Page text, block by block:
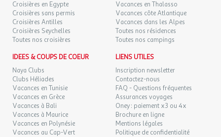
Croisières en Egypte
Croisières sans permis
Croisières Antilles
Croisières Seychelles
Toutes nos croisières
Vacances en Thalasso
Vacances côte Atlantique
Vacances dans les Alpes
Toutes nos résidences
Toutes nos campings
IDEES & COUPS DE COEUR
Naya Clubs
Clubs Héliades
Vacances en Tunisie
Vacances en Grèce
Vacances à Bali
Vacances à Maurice
Vacances en Polynésie
Vacances au Cap-Vert
LIENS UTILES
Inscription newsletter
Contactez-nous
FAQ - Questions fréquentes
Assurances voyages
Oney : paiement x3 ou 4x
Brochure en ligne
Mentions légales
Politique de confidentialité